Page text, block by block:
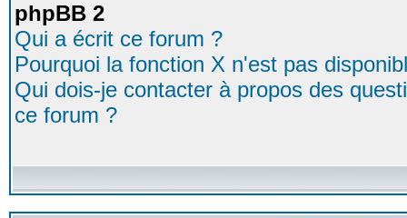
phpBB 2
Qui a écrit ce forum ?
Pourquoi la fonction X n'est pas
Qui dois-je contacter à propos des
ce forum ?